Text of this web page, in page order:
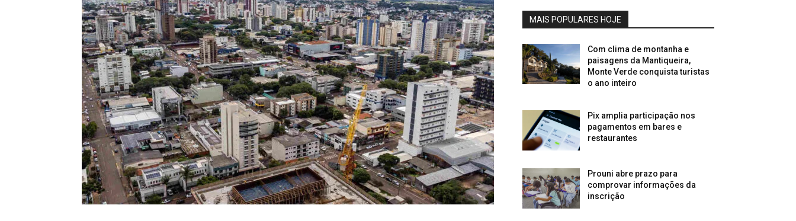
MAIS POPULARES HOJE
Com clima de montanha e
paisagens da Mantiqueira,
Monte Verde conquista turistas
o ano inteiro
Pix amplia participação nos
pagamentos em bares e
restaurantes
Prouni abre prazo para
comprovar informações da
inscrição